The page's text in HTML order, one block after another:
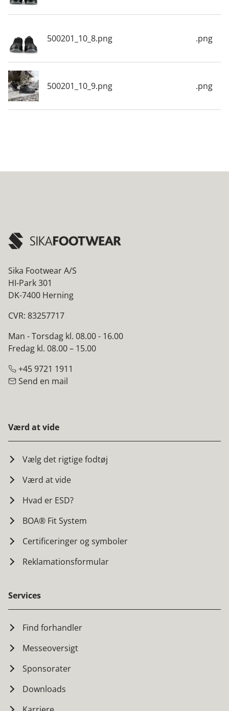
500201_10_8.png .png
500201_10_9.png .png
Sika Footwear A/S
HI-Park 301
DK-7400 Herning
CVR: 83257717
Man - Torsdag kl. 08.00 - 16.00
Fredag kl. 08.00 – 15.00
+45 9721 1911
Send en mail
Værd at vide
Vælg det rigtige fodtøj
Værd at vide
Hvad er ESD?
BOA® Fit System
Certificeringer og symboler
Reklamationsformular
Services
Find forhandler
Messeoversigt
Sponsorater
Downloads